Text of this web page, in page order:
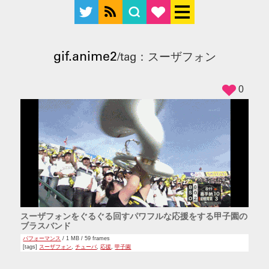
gif.anime2/tag：スーザフォン
スーザフォンをぐるぐる回すパワフルな応援をする甲子園の
ブラスバンド
パフォーマンス / 1 MB / 59 frames
[tags] スーザフォン,チューバ,応援,甲子園
0